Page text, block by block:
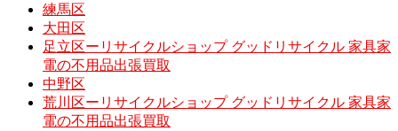
練馬区
大田区
足立区ーリサイクルショップ グッドリサイクル 家具家
電の不用品出張買取
中野区
荒川区ーリサイクルショップ グッドリサイクル 家具家
電の不用品出張買取